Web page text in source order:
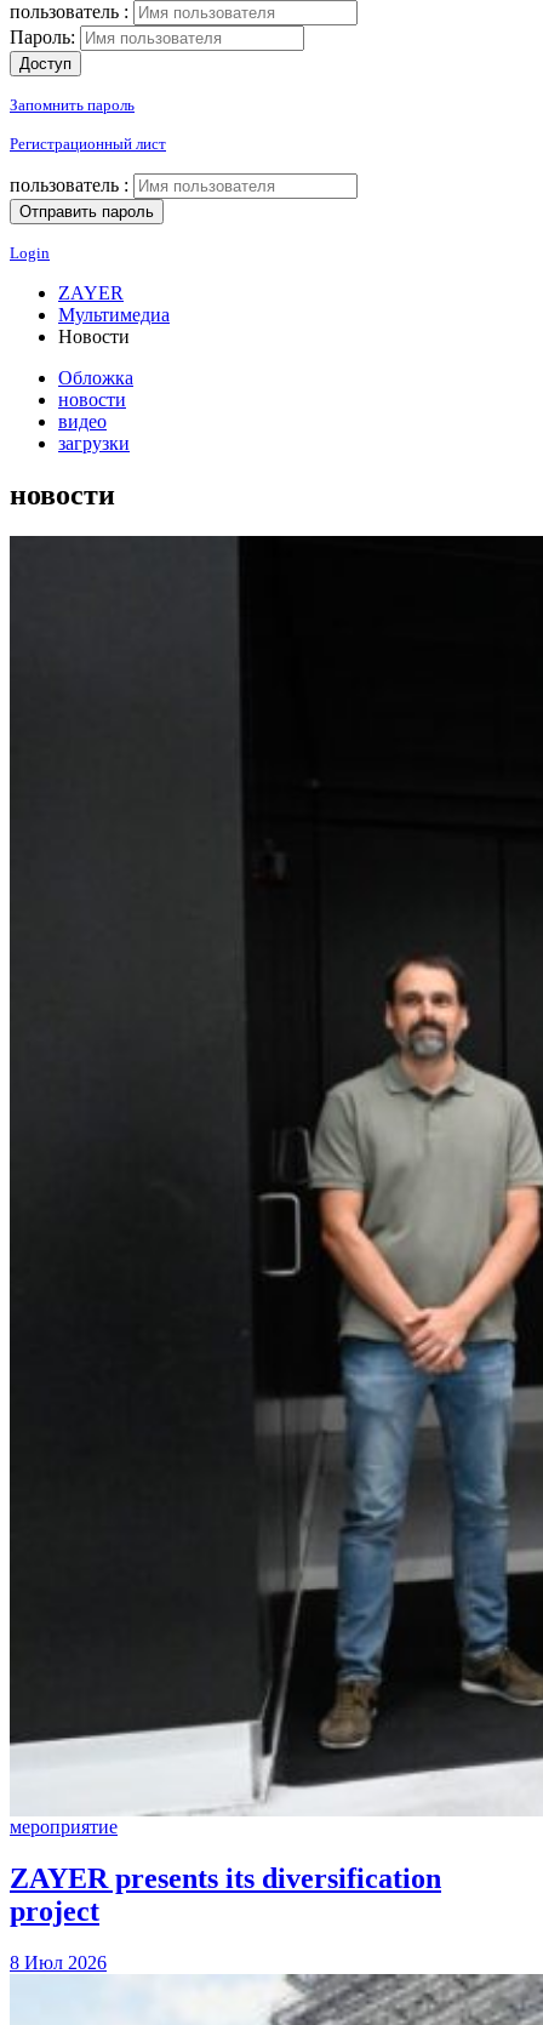
пользователь :
Пароль:
Запомнить пароль
Регистрационный лист
пользователь :
Login
ZAYER
Мультимедиа
Новости
Обложка
новости
видео
загрузки
новости
мероприятие
ZAYER presents its diversification
project
8 Июл 2026